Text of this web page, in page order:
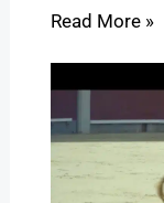
Read More »